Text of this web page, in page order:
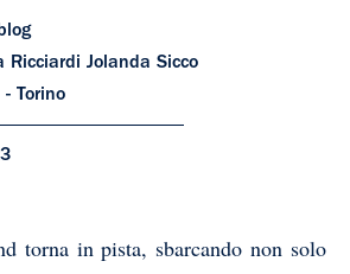
Ricciardi Jolanda Sicco
Torino
torna in pista, sbarcando non solo